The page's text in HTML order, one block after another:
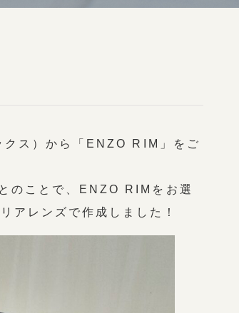
ス）から「ENZO RIM」をご
のことで、ENZO RIMをお選
アレンズで作成しました！